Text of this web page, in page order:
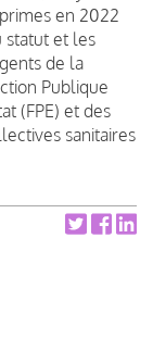
en 2022
statut et les
de la
Publique
(FPE) et des
sanitaires